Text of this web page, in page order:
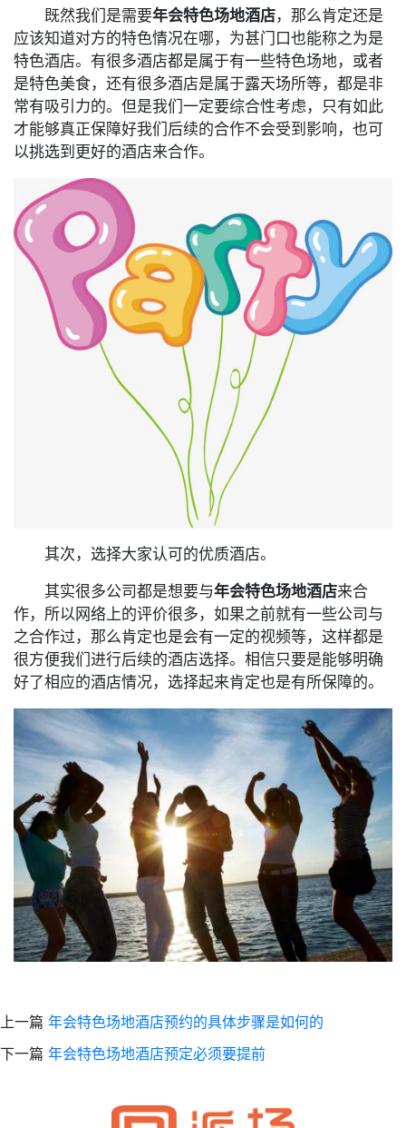
既然我们是需要年会特色场地酒店，那么肯定还是
应该知道对方的特色情况在哪，为甚门口也能称之为是
特色酒店。有很多酒店都是属于有一些特色场地，或者
是特色美食，还有很多酒店是属于露天场所等，都是非
常有吸引力的。但是我们一定要综合性考虑，只有如此
才能够真正保障好我们后续的合作不会受到影响，也可
以挑选到更好的酒店来合作。
其次，选择大家认可的优质酒店。
其实很多公司都是想要与年会特色场地酒店来合
作，所以网络上的评价很多，如果之前就有一些公司与
之合作过，那么肯定也是会有一定的视频等，这样都是
很方便我们进行后续的酒店选择。相信只要是能够明确
好了相应的酒店情况，选择起来肯定也是有所保障的。
上一篇 年会特色场地酒店预约的具体步骤是如何的
下一篇 年会特色场地酒店预定必须要提前